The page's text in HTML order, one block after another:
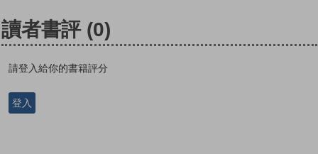
讀者書評 (0)
請登入給你的書籍評分
登入